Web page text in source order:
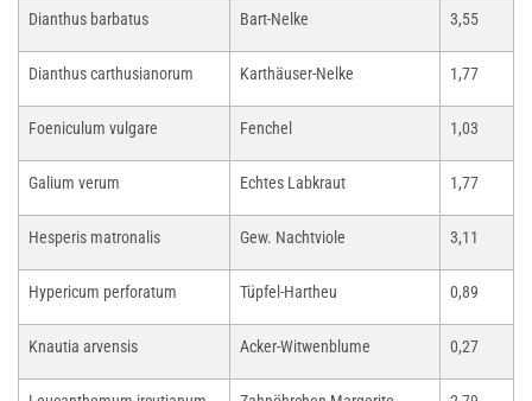
Dianthus barbatus Bart-Nelke 3,55
Dianthus carthusianorum Karthäuser-Nelke 1,77
Foeniculum vulgare Fenchel 1,03
Galium verum Echtes Labkraut 1,77
Hesperis matronalis Gew. Nachtviole 3,11
Hypericum perforatum Tüpfel-Hartheu 0,89
Knautia arvensis Acker-Witwenblume 0,27